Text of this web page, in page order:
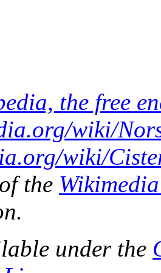
the free
wiki/
wiki/
the
under the